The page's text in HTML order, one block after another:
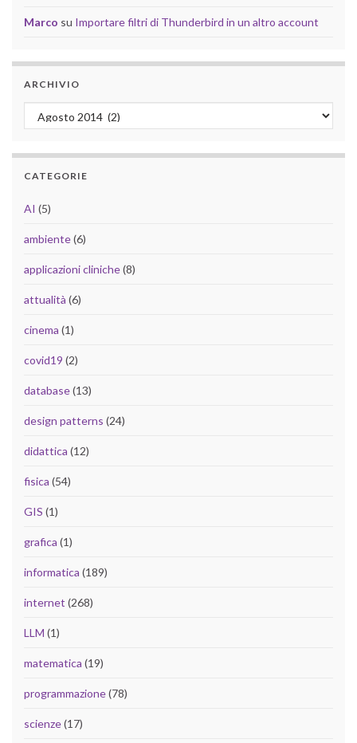
Marco su Importare filtri di Thunderbird in un altro account
ARCHIVIO
Archivio
CATEGORIE
AI (5)
ambiente(6)
applicazioni cliniche(8)
attualità (6)
cinema (1)
covid19 (2)
database(13)
design patterns (24)
didattica (12)
fisica (54)
GIS (1)
grafica (1)
informatica (189)
internet (268)
LLM (1)
matematica (19)
programmazione(78)
scienze(17)